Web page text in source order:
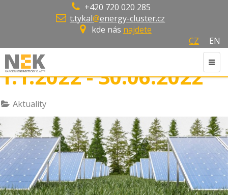
+420 720 020 285
t.tykal@energy-cluster.cz
kde nás najdete
CZ
EN
Newsletter IX. Období
1.1.2022 - 30.06.2022
Aktuality